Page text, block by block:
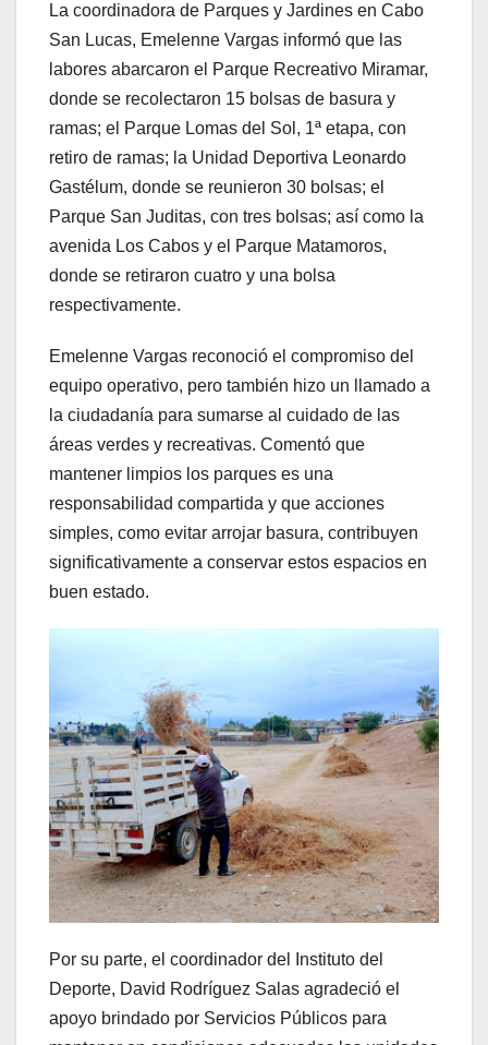
La coordinadora de Parques y Jardines en Cabo
San Lucas, Emelenne Vargas informó que las
labores abarcaron el Parque Recreativo Miramar,
donde se recolectaron 15 bolsas de basura y
ramas; el Parque Lomas del Sol, 1ª etapa, con
retiro de ramas; la Unidad Deportiva Leonardo
Gastélum, donde se reunieron 30 bolsas; el
Parque San Juditas, con tres bolsas; así como la
avenida Los Cabos y el Parque Matamoros,
donde se retiraron cuatro y una bolsa
respectivamente.
Emelenne Vargas reconoció el compromiso del
equipo operativo, pero también hizo un llamado a
la ciudadanía para sumarse al cuidado de las
áreas verdes y recreativas. Comentó que
mantener limpios los parques es una
responsabilidad compartida y que acciones
simples, como evitar arrojar basura, contribuyen
significativamente a conservar estos espacios en
buen estado.
Por su parte, el coordinador del Instituto del
Deporte, David Rodríguez Salas agradeció el
apoyo brindado por Servicios Públicos para